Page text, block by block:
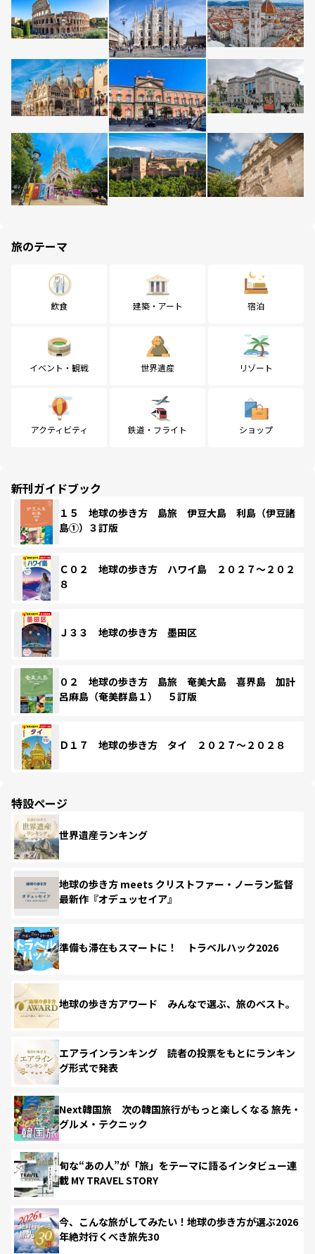
旅のテーマ
飲食 建築・アート 宿泊
イベント・観戦 世界遺産 リゾート
アクティビティ 鉄道・フライト ショップ
新刊ガイドブック
１５ 地球の歩き方 島旅 伊豆大島 利島（伊豆諸
島①）３訂版
Ｃ０２ 地球の歩き方 ハワイ島 ２０２７～２０２
８
Ｊ３３ 地球の歩き方 墨田区
０２ 地球の歩き方 島旅 奄美大島 喜界島 加計
呂麻島（奄美群島１） ５訂版
Ｄ１７ 地球の歩き方 タイ ２０２７～２０２８
特設ページ
世界遺産ランキング
地球の歩き方 meets クリストファー・ノーラン監督
最新作『オデュッセイア』
準備も滞在もスマートに！ トラベルハック2026
地球の歩き方アワード みんなで選ぶ、旅のベスト。
エアラインランキング 読者の投票をもとにランキン
グ形式で発表
Next韓国旅 次の韓国旅行がもっと楽しくなる 旅先・
グルメ・テクニック
旬な“あの人”が「旅」をテーマに語るインタビュー連
載 MY TRAVEL STORY
今、こんな旅がしてみたい！地球の歩き方が選ぶ2026
年絶対行くべき旅先30